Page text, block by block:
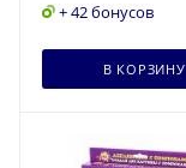
+ 42 бонусов
В КОРЗИНУ